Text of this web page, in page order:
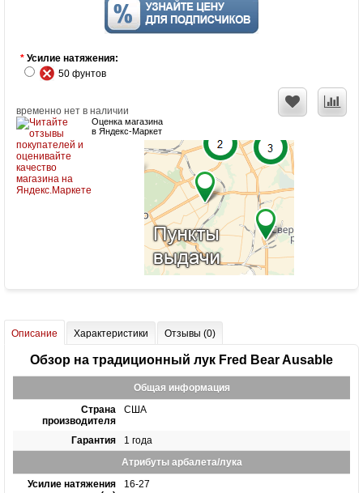
* Усилие натяжения:
50 фунтов
временно нет в наличии
Оценка магазина
в Яндекс-Маркет
Описание Характеристики Отзывы (0)
Обзор на традиционный лук Fred Bear Ausable
Общая информация
Страна
производителя
США
Гарантия
1 года
Атрибуты арбалета/лука
Усилие натяжения
16-27